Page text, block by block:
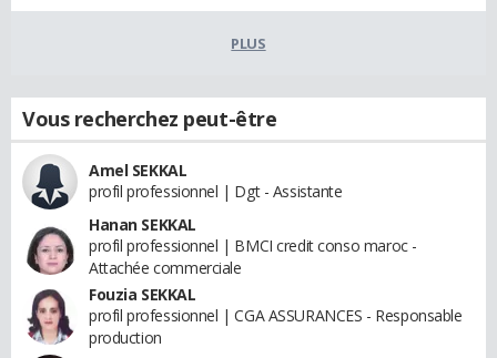
PLUS
Vous recherchez peut-être
Amel SEKKAL
profil professionnel | Dgt - Assistante
Hanan SEKKAL
profil professionnel | BMCI credit conso maroc -
Attachée commerciale
Fouzia SEKKAL
profil professionnel | CGA ASSURANCES - Responsable
production